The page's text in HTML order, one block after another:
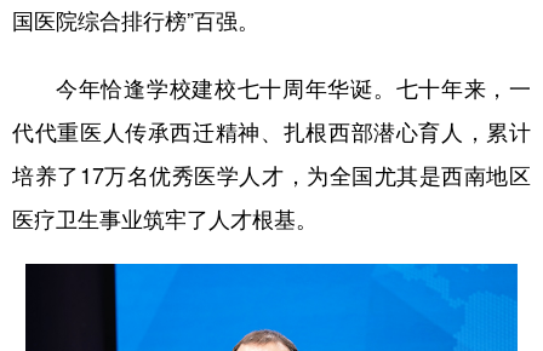
国医院综合排行榜”百强。
今年恰逢学校建校七十周年华诞。七十年来，一
代代重医人传承西迁精神、扎根西部潜心育人，累计
培养了17万名优秀医学人才，为全国尤其是西南地区
医疗卫生事业筑牢了人才根基。